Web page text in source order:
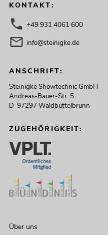
KONTAKT:
+49 931 4061 600
info@steinigke.de
ANSCHRIFT:
Steinigke Showtechnic GmbH
Andreas-Bauer-Str. 5
D-97297 Waldbüttelbrunn
ZUGEHÖRIGKEIT:
Über uns